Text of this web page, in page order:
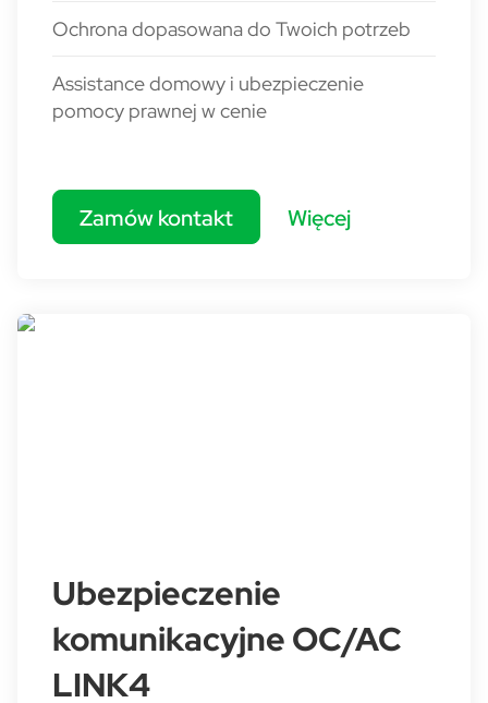
Ochrona dopasowana do Twoich potrzeb
Assistance domowy i ubezpieczenie
pomocy prawnej w cenie
Zamów kontakt Więcej
Ubezpieczenie
komunikacyjne OC/AC
LINK4